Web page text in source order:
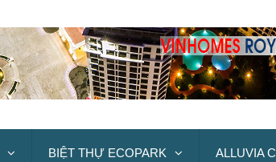
BIỆT THỰ ECOPARK ALLUVIA